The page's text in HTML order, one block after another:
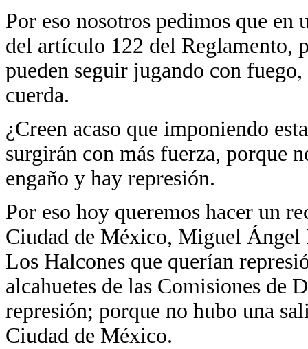
Por eso nosotros pedimos que
del artículo 122 del Reglamento,
pueden seguir jugando con
cuerda.
¿Creen acaso que imponiendo
surgirán con más fuerza, porque
engaño y hay represión.
Por eso hoy queremos hacer un
Ciudad de México, Miguel Ángel
Los Halcones que querían
alcahuetes de las Comisiones de
represión; porque no hubo una
Ciudad de México.